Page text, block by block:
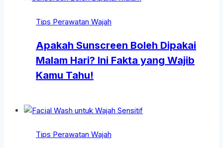
Tips Perawatan Wajah
Apakah Sunscreen Boleh Dipakai
Malam Hari? Ini Fakta yang Wajib
Kamu Tahu!
Tips Perawatan Wajah